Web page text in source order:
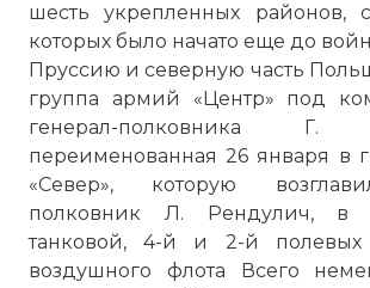
шесть укрепленных районов,
которых было начато еще до
Пруссию и северную часть
группа армий «Центр» под
генерал-полковника Г.
переименованная 26 января в
«Север», которую
полковник Л. Рендулич, в
танковой, 4-й и 2-й полевых
воздушного флота Всего